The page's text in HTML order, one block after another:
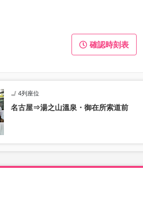
確認時刻表
4列座位
名古屋⇒湯之山溫泉・御在所索道前